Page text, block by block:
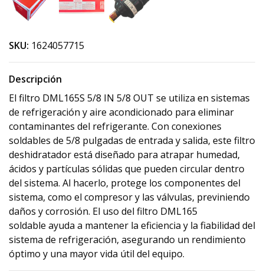
SKU: 1624057715
Descripción
El filtro DML165S 5/8 IN 5/8 OUT se utiliza en sistemas
de refrigeración y aire acondicionado para eliminar
contaminantes del refrigerante. Con conexiones
soldables de 5/8 pulgadas de entrada y salida, este filtro
deshidratador está diseñado para atrapar humedad,
ácidos y partículas sólidas que pueden circular dentro
del sistema. Al hacerlo, protege los componentes del
sistema, como el compresor y las válvulas, previniendo
daños y corrosión. El uso del filtro DML165
soldable ayuda a mantener la eficiencia y la fiabilidad del
sistema de refrigeración, asegurando un rendimiento
óptimo y una mayor vida útil del equipo.